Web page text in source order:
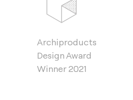
Archiproducts
Design Award
Winner 2021